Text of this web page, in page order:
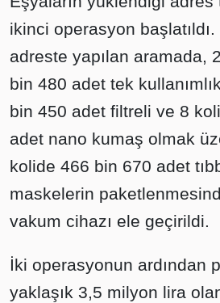
ikinci operasyon
adreste yapılan aramada,
bin 480 adet tek
bin 450 adet filtreli ve 8
adet nano kumaş olmak
kolide 466 bin 670 adet
maskelerin
vakum cihazı ele geçirildi.
İki operasyonun ardından
yaklaşık 3,5 milyon lira